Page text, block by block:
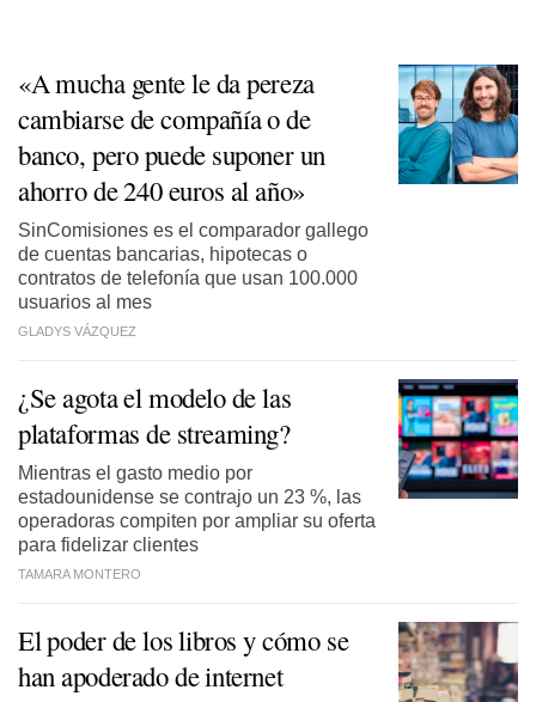
«A mucha gente le da pereza
cambiarse de compañía o de
banco, pero puede suponer un
ahorro de 240 euros al año»
SinComisiones es el comparador gallego
de cuentas bancarias, hipotecas o
contratos de telefonía que usan 100.000
usuarios al mes
GLADYS VÁZQUEZ
¿Se agota el modelo de las
plataformas de streaming?
Mientras el gasto medio por
estadounidense se contrajo un 23 %, las
operadoras compiten por ampliar su oferta
para fidelizar clientes
TAMARA MONTERO
El poder de los libros y cómo se
han apoderado de internet